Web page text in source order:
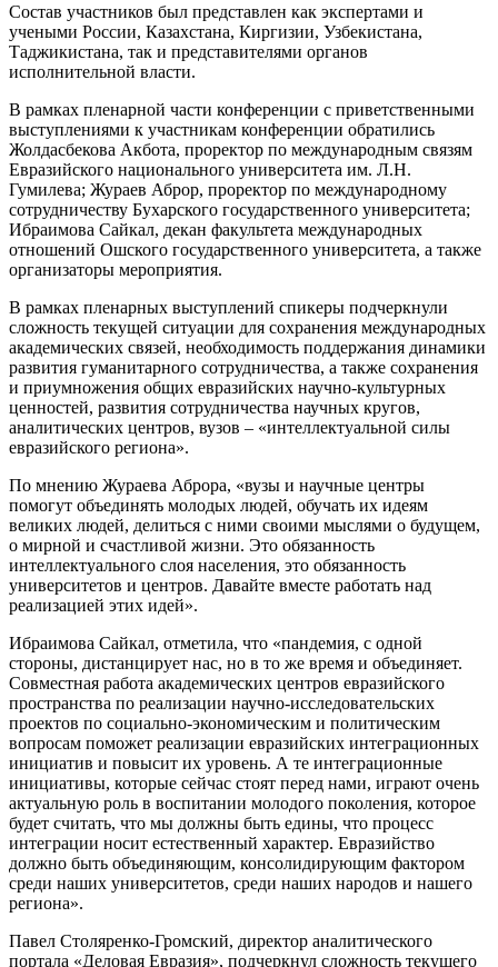
Состав участников был представлен как экспертами и
учеными России, Казахстана, Киргизии, Узбекистана,
Таджикистана, так и представителями органов
исполнительной власти.
В рамках пленарной части конференции с приветственными
выступлениями к участникам конференции обратились
Жолдасбекова Акбота, проректор по международным связям
Евразийского национального университета им. Л.Н.
Гумилева; Жураев Аброр, проректор по международному
сотрудничеству Бухарского государственного университета;
Ибраимова Сайкал, декан факультета международных
отношений Ошского государственного университета, а также
организаторы мероприятия.
В рамках пленарных выступлений спикеры подчеркнули
сложность текущей ситуации для сохранения международных
академических связей, необходимость поддержания динамики
развития гуманитарного сотрудничества, а также сохранения
и приумножения общих евразийских научно-культурных
ценностей, развития сотрудничества научных кругов,
аналитических центров, вузов – «интеллектуальной силы
евразийского региона».
По мнению Жураева Аброра, «вузы и научные центры
помогут объединять молодых людей, обучать их идеям
великих людей, делиться с ними своими мыслями о будущем,
о мирной и счастливой жизни. Это обязанность
интеллектуального слоя населения, это обязанность
университетов и центров. Давайте вместе работать над
реализацией этих идей».
Ибраимова Сайкал, отметила, что «пандемия, с одной
стороны, дистанцирует нас, но в то же время и объединяет.
Совместная работа академических центров евразийского
пространства по реализации научно-исследовательских
проектов по социально-экономическим и политическим
вопросам поможет реализации евразийских интеграционных
инициатив и повысит их уровень. А те интеграционные
инициативы, которые сейчас стоят перед нами, играют очень
актуальную роль в воспитании молодого поколения, которое
будет считать, что мы должны быть едины, что процесс
интеграции носит естественный характер. Евразийство
должно быть объединяющим, консолидирующим фактором
среди наших университетов, среди наших народов и нашего
региона».
Павел Столяренко-Громский, директор аналитического
портала «Деловая Евразия», подчеркнул сложность текущего